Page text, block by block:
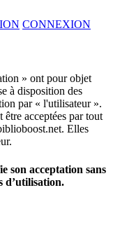
CONNEXION
» ont pour objet
à disposition des
par « l'utilisateur ».
acceptées par tout
Elles
son acceptation sans
d’utilisation.